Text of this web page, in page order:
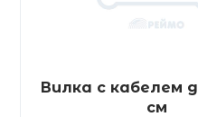
Вилка с кабелем
см